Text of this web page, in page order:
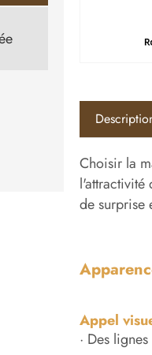
Choisir la
l'attractivité
de surprise
Appel
· Des